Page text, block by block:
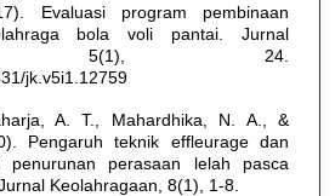
Evaluasi program pembinaan
bola voli pantai. Jurnal
5(1), 24.
jk.v5i1.12759
A. T., Mahardhika, N. A., &
Pengaruh teknik effleurage dan
penurunan perasaan lelah pasca
Keolahragaan, 8(1), 1-8.